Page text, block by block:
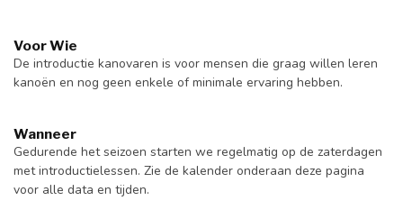
Voor Wie
De introductie kanovaren is voor mensen die graag willen leren
kanoën en nog geen enkele of minimale ervaring hebben.
Wanneer
Gedurende het seizoen starten we regelmatig op de zaterdagen
met introductielessen. Zie de kalender onderaan deze pagina
voor alle data en tijden.